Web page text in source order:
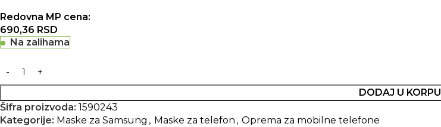
Redovna MP cena:
690,36 RSD
Na zalihama
DODAJ U KORPU
Šifra proizvoda: 1590243
Kategorije: Maske za Samsung , Maske za telefon , Oprema za mobilne telefone